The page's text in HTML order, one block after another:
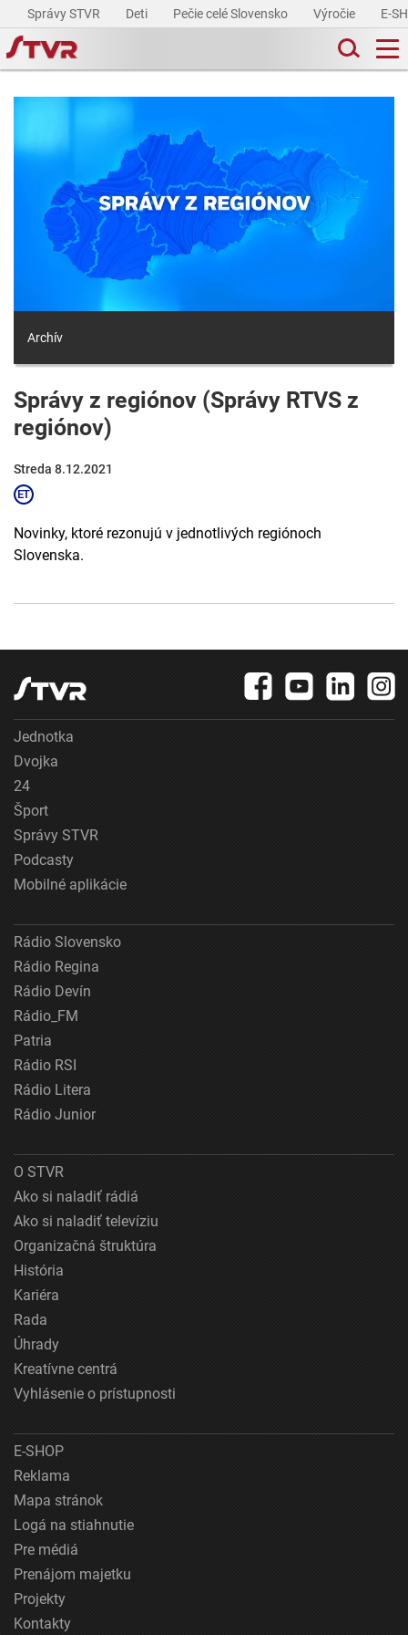
Správy STVR Deti Pečie celé Slovensko Výročie E-
Archív
Správy z regiónov (Správy RTVS z
regiónov)
Streda 8.12.2021
Novinky, ktoré rezonujú v jednotlivých regiónoch
Slovenska.
Jednotka
Dvojka
24
Šport
Správy STVR
Podcasty
Mobilné aplikácie
Rádio Slovensko
Rádio Regina
Rádio Devín
Rádio_FM
Patria
Rádio RSI
Rádio Litera
Rádio Junior
O STVR
Ako si naladiť rádiá
Ako si naladiť televíziu
Organizačná štruktúra
História
Kariéra
Rada
Úhrady
Kreatívne centrá
Vyhlásenie o prístupnosti
E-SHOP
Reklama
Mapa stránok
Logá na stiahnutie
Pre médiá
Prenájom majetku
Projekty
Kontakty